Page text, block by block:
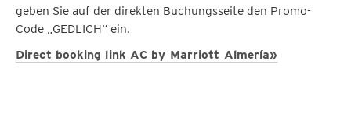
geben Sie auf der direkten Buchungsseite den Promo-
Code „GEDLICH“ ein.
Direct booking link AC by Marriott Almería»